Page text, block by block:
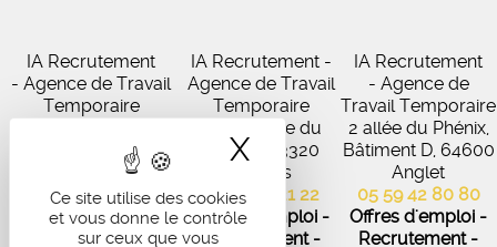
Ce site utilise des cookies
et vous donne le contrôle
sur ceux que vous
X Masquer le
IA Recrutement
- Agence de Travail
Temporaire
Virecourt, 33370
Artigues-près-
Bordeaux
05 56 67 48 57
Offres d'emploi -
IA Recrutement -
Agence de Travail
Temporaire
102 Avenue du
Médoc, 33320
Eysines
05 56 45 21 22
Offres d'emploi -
Recrutement -
IA Recrutement
- Agence de
Travail Temporaire
2 allée du Phénix,
Bâtiment D, 64600
Anglet
05 59 42 80 80
Offres d'emploi -
Recrutement -